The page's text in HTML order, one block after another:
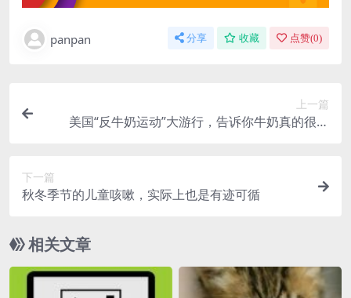
panpan 分享 收藏 点赞(0)
上一篇
美国“反牛奶运动”大游行，告诉你牛奶真的很可
下一篇
秋冬季节的儿童咳嗽，实际上也是有迹可循
相关文章